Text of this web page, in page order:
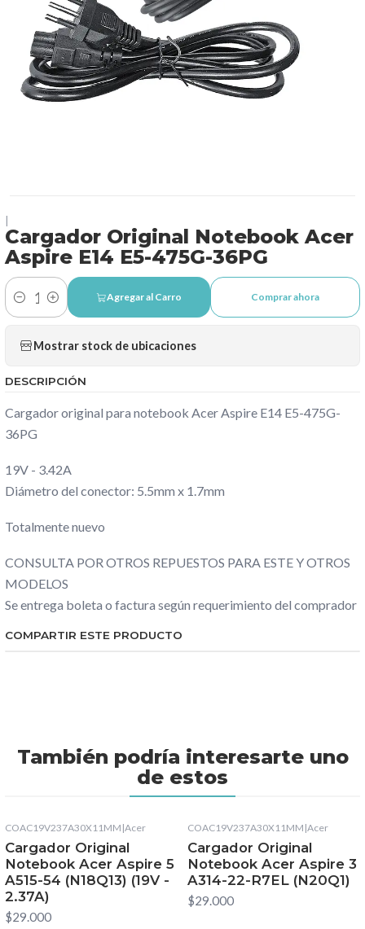
Cargador Original Notebook Acer
Aspire E14 E5-475G-36PG
Cantidad
Agregar al Carro Comprar ahora
Mostrar stock de ubicaciones
DESCRIPCIÓN
Cargador original para notebook Acer Aspire E14 E5-475G-
36PG
19V - 3.42A
Diámetro del conector: 5.5mm x 1.7mm
Totalmente nuevo
CONSULTA POR OTROS REPUESTOS PARA ESTE Y OTROS
MODELOS
Se entrega boleta o factura según requerimiento del comprador
COMPARTIR ESTE PRODUCTO
También podría interesarte uno
de estos
COAC19V237A30X11MM |Acer
Cargador Original
Notebook Acer Aspire 5
A515-54 (N18Q13) (19V -
2.37A)
$29.000
COAC19V237A30X11MM |Acer
Cargador Original
Notebook Acer Aspire 3
A314-22-R7EL (N20Q1)
$29.000